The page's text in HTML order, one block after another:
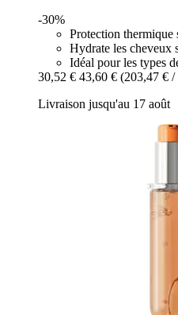
-30%
Protection thermique
Hydrate les cheveux
Idéal pour les types
30,52 € 43,60 € (203,47 €
Livraison jusqu'au 17 août